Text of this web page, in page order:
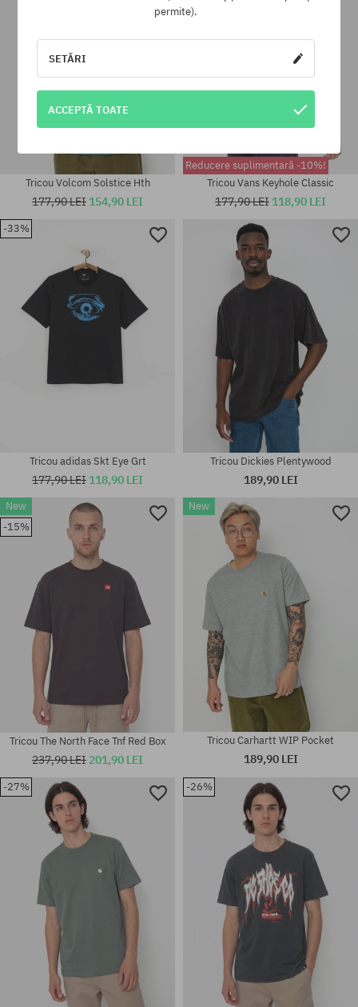
Mărimi existente:
Mărimi existente:
Mărimi existente:
Tricou Volcom Solstice Hth
177,90 LEI 154,90 LEI
Mărimi existente:
M; L; XL
Reducere suplimentară -10%!
Tricou Vans Keyhole Classic
177,90 LEI 118,90 LEI
-33%
Mărimi existente:
Tricou adidas Skt Eye Grt
177,90 LEI 118,90 LEI
Mărimi existente:
Tricou Dickies Plentywood
189,90 LEI
New
-15%
Tricou The North Face Tnf Red Box
237,90 LEI 201,90 LEI
New
Tricou Carhartt WIP Pocket
189,90 LEI
-27% -26%
permite).
SETĂRI
ACCEPTĂ TOATE